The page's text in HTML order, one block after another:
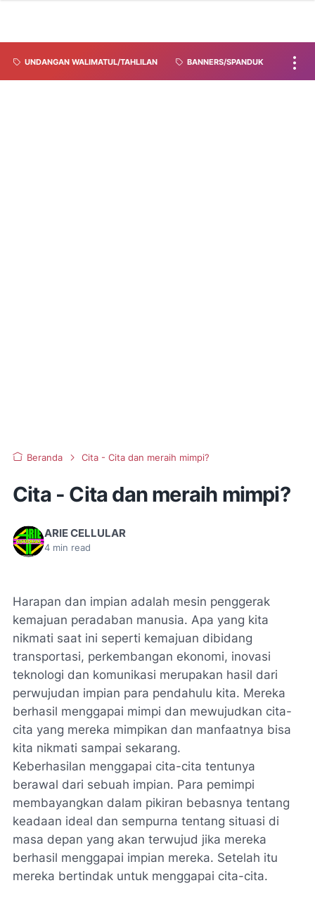
UNDANGAN WALIMATUL/TAHLILAN BANNERS/SPANDUK
Beranda Cita - Cita dan meraih mimpi?
Cita - Cita dan meraih mimpi?
ARIE CELLULAR
4 min read
Harapan dan impian adalah mesin penggerak
kemajuan peradaban manusia. Apa yang kita
nikmati saat ini seperti kemajuan dibidang
transportasi, perkembangan ekonomi, inovasi
teknologi dan komunikasi merupakan hasil dari
perwujudan impian para pendahulu kita. Mereka
berhasil menggapai mimpi dan mewujudkan cita-
cita yang mereka mimpikan dan manfaatnya bisa
kita nikmati sampai sekarang.
Keberhasilan menggapai cita-cita tentunya
berawal dari sebuah impian. Para pemimpi
membayangkan dalam pikiran bebasnya tentang
keadaan ideal dan sempurna tentang situasi di
masa depan yang akan terwujud jika mereka
berhasil menggapai impian mereka. Setelah itu
mereka bertindak untuk menggapai cita-cita.